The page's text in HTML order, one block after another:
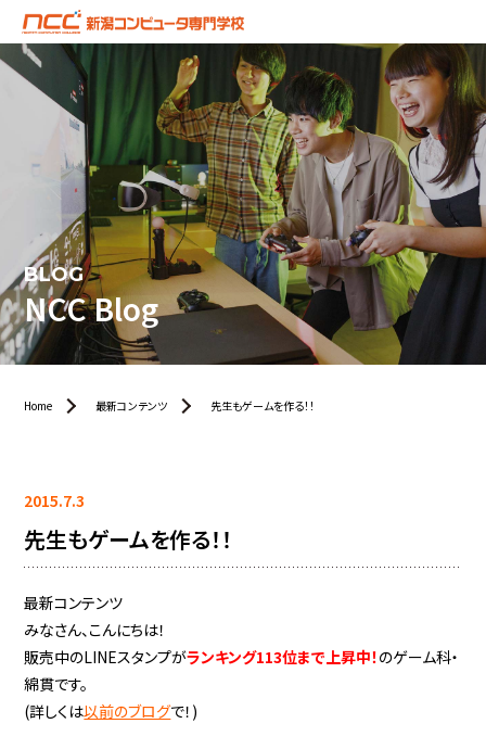
BLOG
NCC Blog
Home 最新コンテンツ 先生もゲームを作る！！
2015.7.3
先生もゲームを作る！！
最新コンテンツ
みなさん、こんにちは！
販売中のLINEスタンプがランキング113位まで上昇中！のゲーム科・
綿貫です。
(詳しくは以前のブログで！)